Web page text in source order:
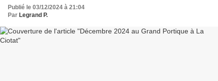
Publié le 03/12/2024 à 21:04
Par Legrand P.